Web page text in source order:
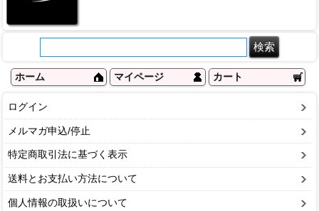
ホーム マイページ カート
ログイン
メルマガ申込/停止
特定商取引法に基づく表示
送料とお支払い方法について
個人情報の取扱いについて